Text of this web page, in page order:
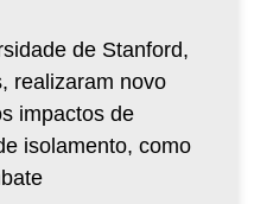
de Stanford,
realizaram novo
impactos de
isolamento, como